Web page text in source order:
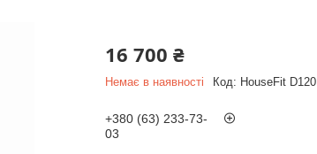
16 700 ₴
Немає в наявності Код: HouseFit D120
+380 (63) 233-73-
03